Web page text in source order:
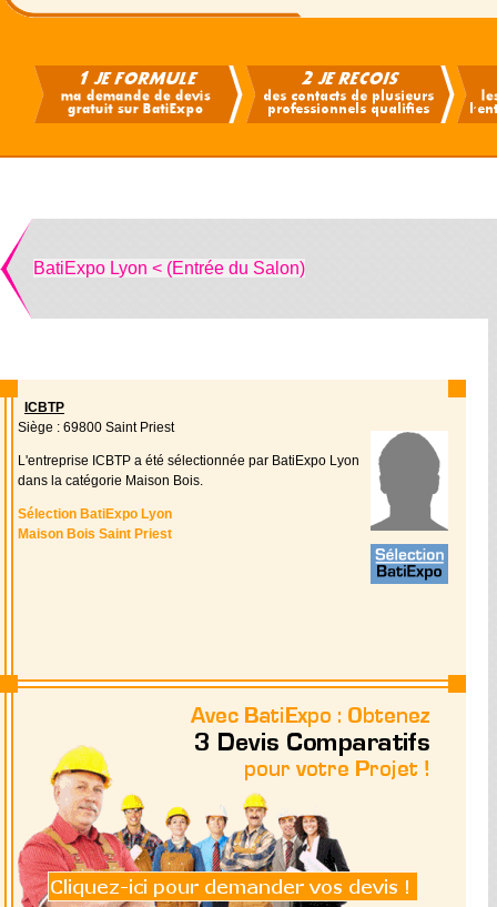
BatiExpo Lyon < (Entrée du Salon)
ICBTP
Siège : 69800 Saint Priest
L'entreprise ICBTP a été sélectionnée par BatiExpo Lyon
dans la catégorie Maison Bois.
Sélection BatiExpo Lyon
Maison Bois Saint Priest